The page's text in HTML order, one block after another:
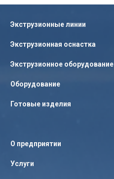
Экструзионные линии
Экструзионная оснастка
Экструзионное оборудование
Оборудование
Готовые изделия
О предприятии
Услуги